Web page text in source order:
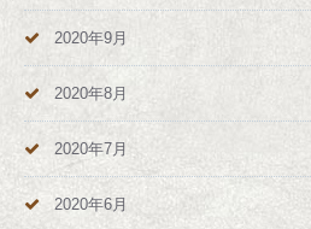
2020年9月
2020年8月
2020年7月
2020年6月